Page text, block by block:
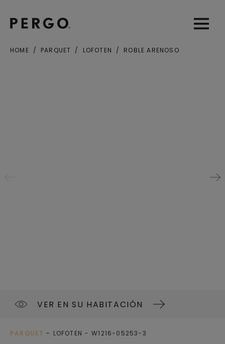
OpenOpen
HOME PARQUET LOFOTEN ROBLE ARENOSO
VER EN SU HABITACIÓN
PARQUET LOFOTEN W1216-05253-3